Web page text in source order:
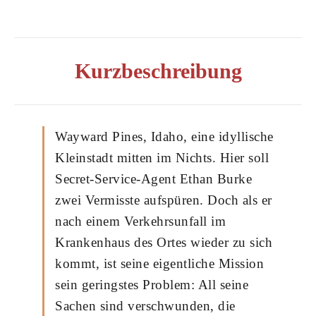
Kurzbeschreibung
Wayward Pines, Idaho, eine idyllische
Kleinstadt mitten im Nichts. Hier soll
Secret-Service-Agent Ethan Burke
zwei Vermisste aufspüren. Doch als er
nach einem Verkehrsunfall im
Krankenhaus des Ortes wieder zu sich
kommt, ist seine eigentliche Mission
sein geringstes Problem: All seine
Sachen sind verschwunden, die